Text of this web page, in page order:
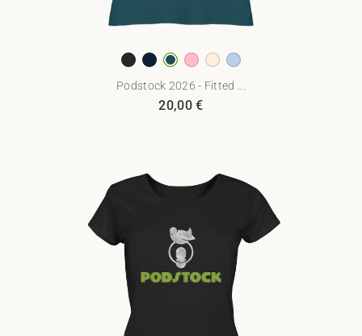
Podstock 2026 - Fitted ...
20,00€